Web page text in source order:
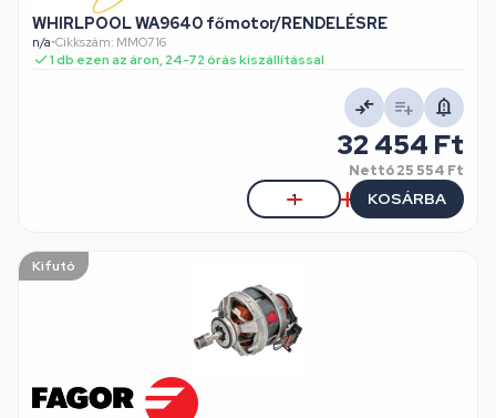
WHIRLPOOL WA9640 főmotor/RENDELÉSRE
n/a•Cikkszám: MMO716
1 db ezen az áron, 24-72 órás kiszállítással
32 454 Ft
Nettó25 554 Ft
KOSÁRBA
Kifutó